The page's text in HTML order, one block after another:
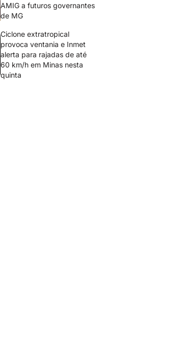
AMIG a futuros governantes
de MG
Ciclone extratropical
provoca ventania e Inmet
alerta para rajadas de até
60 km/h em Minas nesta
quinta